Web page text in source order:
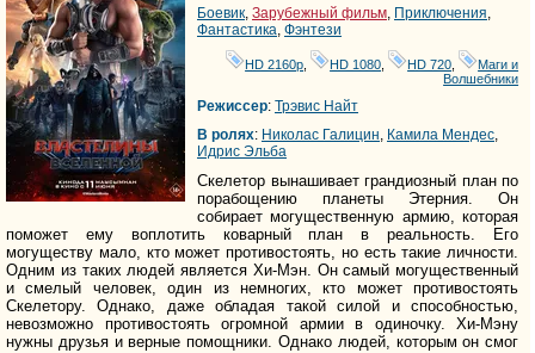
Боевик, Зарубежный фильм, Приключения,
Фантастика, Фэнтези
HD 2160р HD 1080 HD 720
Маги и
Волшебники
Режиссер: Трэвис Найт
В ролях: Николас Галицин, Камила Мендес,
Идрис Эльба
Скелетор вынашивает грандиозный план по
порабощению планеты Этерния. Он
собирает могущественную армию, которая
поможет ему воплотить коварный план в реальность. Его
могуществу мало, кто может противостоять, но есть такие личности.
Одним из таких людей является Хи-Мэн. Он самый могущественный
и смелый человек, один из немногих, кто может противостоять
Скелетору. Однако, даже обладая такой силой и способностью,
невозможно противостоять огромной армии в одиночку. Хи-Мэну
нужны друзья и верные помощники. Однако людей, которым он смог